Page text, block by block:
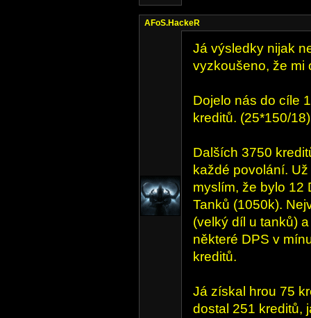
AFoS.HackeR
Já výsledky nijak
vyzkoušeno, že mi
Dojelo nás do cíle
kreditů. (25*150/18)
Dalších 3750
každé povolání.
myslím, že bylo 12
Tanků (1050k).
(velký díl u tanků)
některé DPS v
kreditů.
Já získal hrou 75
dostal 251 kreditů,